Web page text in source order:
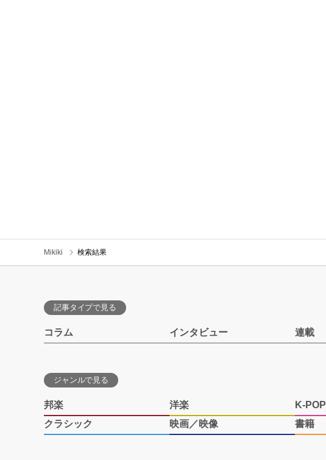
Mikiki 検索結果
記事タイプで見る
コラム インタビュー 連載
ジャンルで見る
邦楽 洋楽 K-POP
クラシック
映画／映像 書籍